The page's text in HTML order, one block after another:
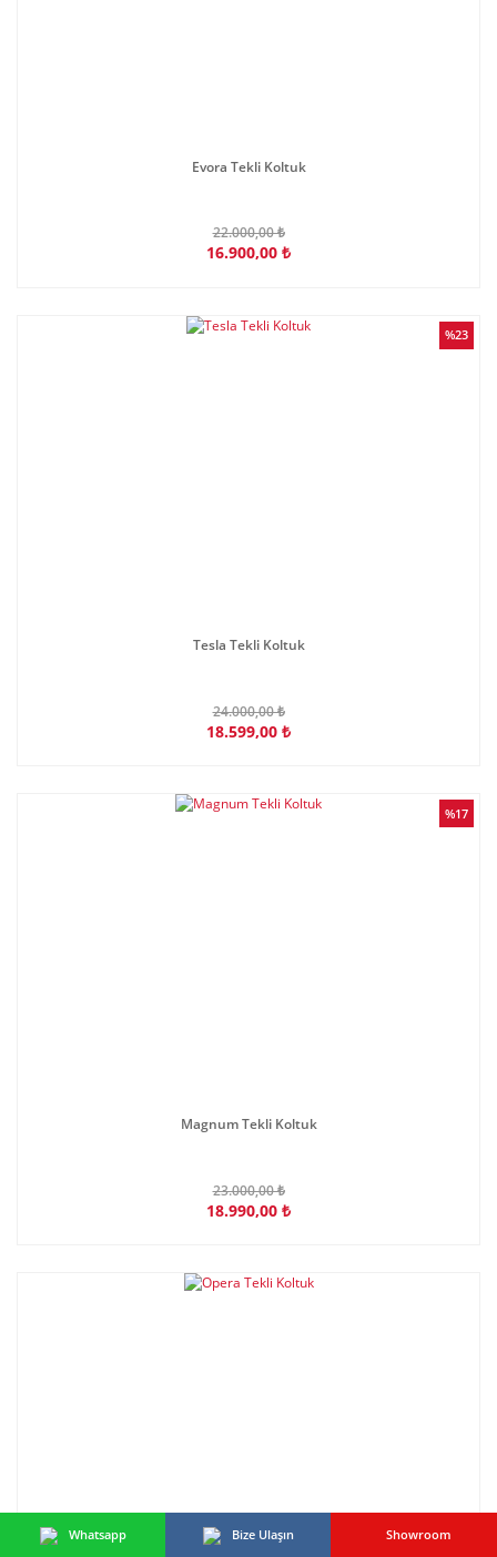
Evora Tekli Koltuk
22.000,00 ₺
16.900,00 ₺
%23
Tesla Tekli Koltuk
24.000,00 ₺
18.599,00 ₺
%17
Magnum Tekli Koltuk
23.000,00 ₺
18.990,00 ₺
Whatsapp Bize Ulaşın Showroom